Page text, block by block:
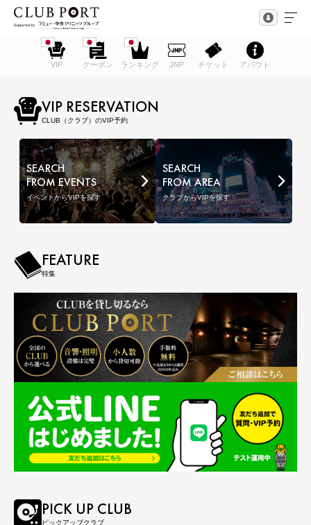
VIP クーポン ランキング JNP チケット アバウト
VIP RESERVATION
CLUB（クラブ）のVIP予約
SEARCH
FROM EVENTS
イベントからVIPを探す
SEARCH
FROM AREA
クラブからVIPを探す
FEATURE
特集
PICK UP CLUB
ピックアップクラブ